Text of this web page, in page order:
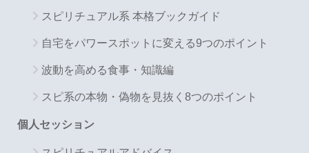
スピリチュアル系 本格ブックガイド
自宅をパワースポットに変える9つのポイント
波動を高める食事・知識編
スピ系の本物・偽物を見抜く8つのポイント
個人セッション